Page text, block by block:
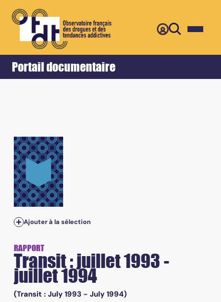
Portail documentaire
Accueil Retour
Ajouter à la sélection
RAPPORT
Transit : juillet 1993 -
juillet 1994
(Transit : July 1993 - July 1994)